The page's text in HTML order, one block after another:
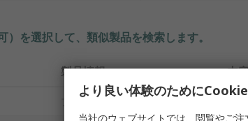
）を選択して、類似製品を検索します。
製品情報 内
ブランド
より良い体験のために
当社のウェブサイトでは、閲覧やご